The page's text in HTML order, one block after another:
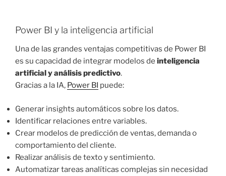
Power BI y la inteligencia artificial
Una de las grandes ventajas competitivas de Power BI
es su capacidad de integrar modelos de inteligencia
artificial y análisis predictivo.
Gracias a la IA, Power BI puede:
Generar insights automáticos sobre los datos.
Identificar relaciones entre variables.
Crear modelos de predicción de ventas, demanda o
comportamiento del cliente.
Realizar análisis de texto y sentimiento.
Automatizar tareas analíticas complejas sin necesidad